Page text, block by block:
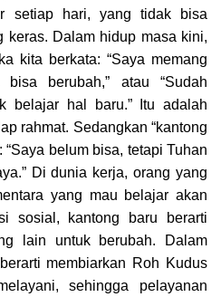
setiap hari, yang tidak bisa
keras. Dalam hidup masa kini,
kita berkata: “Saya memang
berubah,” atau “Sudah
belajar hal baru.” Itu adalah
rahmat. Sedangkan “kantong
“Saya belum bisa, tetapi Tuhan
Di dunia kerja, orang yang
yang mau belajar akan
sosial, kantong baru berarti
lain untuk berubah. Dalam
membiarkan Roh Kudus
sehingga pelayanan